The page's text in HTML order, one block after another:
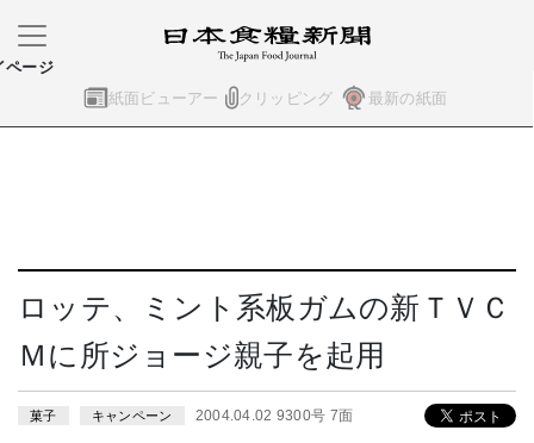
紙面ビューアー クリッピング 最新の紙面
ページ
ロッテ、ミント系板ガムの新ＴＶＣ
Ｍに所ジョージ親子を起用
菓子 キャンペーン 2004.04.02 9300号 7面